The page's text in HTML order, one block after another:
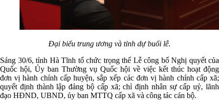
Đại biểu trung ương và tỉnh dự buổi lễ.
Sáng 30/6, tỉnh Hà Tĩnh tổ chức trọng thể Lễ công bố Nghị quyết của
Quốc hội, Ủy ban Thường vụ Quốc hội về việc kết thúc hoạt động
đơn vị hành chính cấp huyện, sắp xếp các đơn vị hành chính cấp xã;
quyết định thành lập đảng bộ cấp xã; chỉ định nhân sự cấp uỷ, lãnh
đạo HĐND, UBND, ủy ban MTTQ cấp xã và công tác cán bộ.